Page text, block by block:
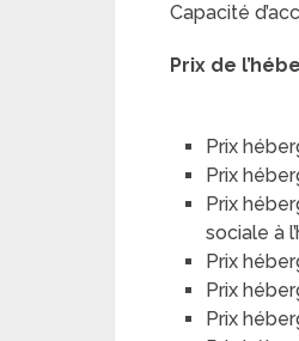
Capacité
Prix de
Prix
Prix
Prix
sociale à
Prix
Prix
Prix